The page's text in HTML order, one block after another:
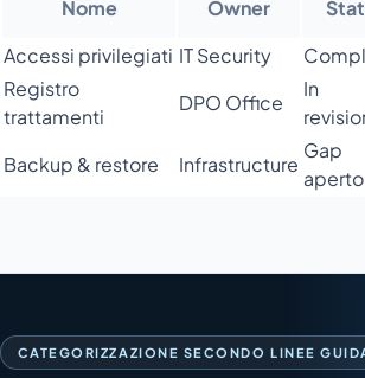
Nome
Owner
Accessi privilegiati IT Security
Registro
trattamenti
DPO Office
In
Backup & restore Infrastructure
Gap
aperto
CATEGORIZZAZIONE SECONDO LINEE